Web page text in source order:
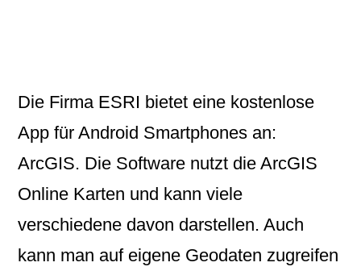
Die Firma ESRI bietet eine kostenlose
App für Android Smartphones an:
ArcGIS. Die Software nutzt die ArcGIS
Online Karten und kann viele
verschiedene davon darstellen. Auch
kann man auf eigene Geodaten zugreifen